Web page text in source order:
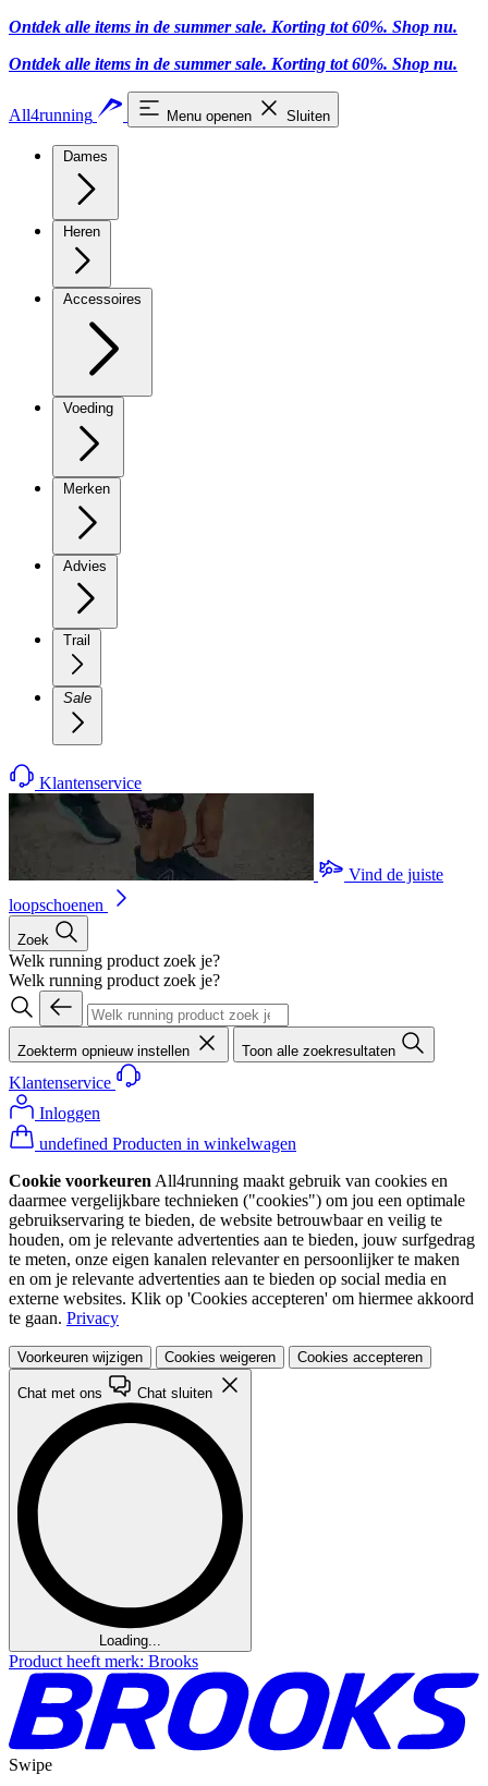
Ontdek alle items in de summer sale. Korting tot 60%. Shop nu.
Ontdek alle items in de summer sale. Korting tot 60%. Shop nu.
All4running Menu openen Sluiten
Dames
Heren
Accessoires
Voeding
Merken
Advies
Trail
Sale
Klantenservice
Vind de juiste
loopschoenen
Zoek
Welk running product zoek je?
Welk running product zoek je?
Zoekterm opnieuw instellen Toon alle zoekresultaten
Klantenservice
Inloggen
undefined Producten in winkelwagen
Cookie voorkeuren All4running maakt gebruik van cookies en
daarmee vergelijkbare technieken ("cookies") om jou een optimale
gebruikservaring te bieden, de website betrouwbaar en veilig te
houden, om je relevante advertenties aan te bieden, jouw surfgedrag
te meten, onze eigen kanalen relevanter en persoonlijker te maken
en om je relevante advertenties aan te bieden op social media en
externe websites. Klik op 'Cookies accepteren' om hiermee akkoord
te gaan. Privacy
Voorkeuren wijzigen Cookies weigeren Cookies accepteren
Chat met ons Chat sluiten
Loading...
Product heeft merk: Brooks
Swipe